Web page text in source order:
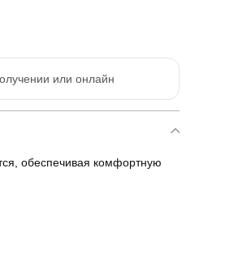
или онлайн
обеспечивая комфортную